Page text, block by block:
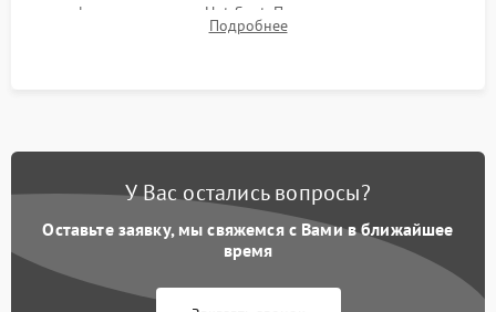
графического чипа и Hot Spot. Проверка на отсутствие
артефактов изображения, вылетов драйвера и зависаний.
Подробнее
У Вас остались вопросы?
Оставьте заявку, мы свяжемся с Вами в ближайшее
время